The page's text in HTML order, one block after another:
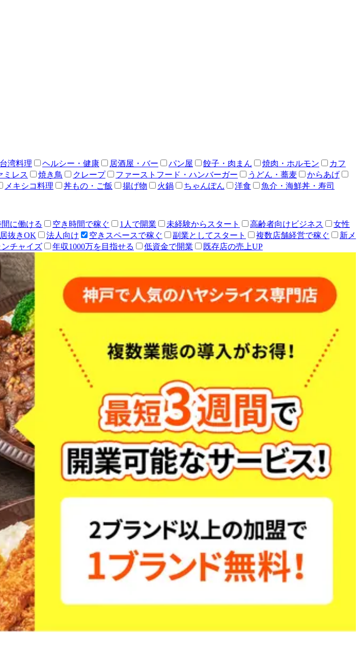
湾料理 ヘルシー・健康 居酒屋・バー パン屋 餃子・肉まん 焼肉・ホルモン
カフ
ミレス 焼き鳥 クレープ ファーストフード・ハンバーガー うどん・蕎麦
からあげ
メキシコ料理 丼もの・ご飯 揚げ物 火鍋 ちゃんぽん 洋食 魚介・海鮮丼・寿司
に働ける 空き時間で稼ぐ 1人で開業 未経験からスタート 高齢者向けビジネス
女性
居抜きOK 法人向け 空きスペースで稼ぐ 副業としてスタート 複数店舗経営で稼ぐ
新メ
チャイズ 年収1000万を目指せる 低資金で開業 既存店の売上UP